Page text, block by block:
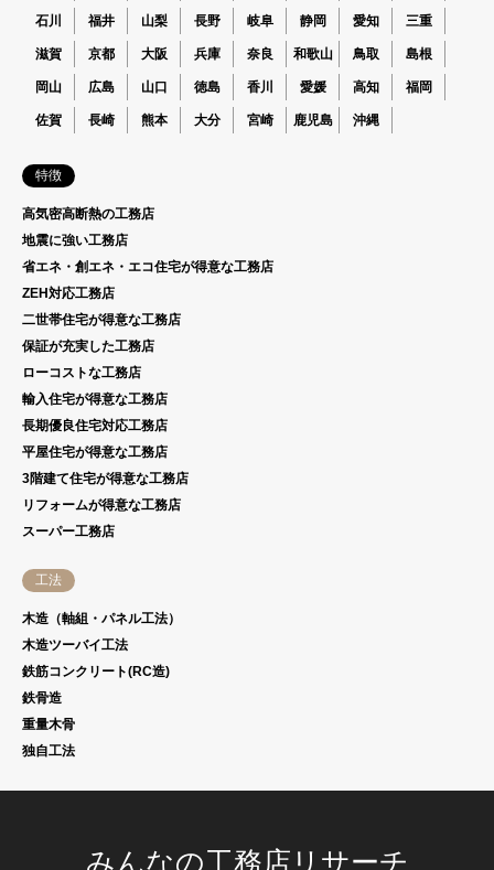
石川 福井 山梨 長野 岐阜 静岡 愛知 三重
滋賀 京都 大阪 兵庫 奈良 和歌山 鳥取 島根
岡山 広島 山口 徳島 香川 愛媛 高知 福岡
佐賀 長崎 熊本 大分 宮崎 鹿児島 沖縄
特徴
高気密高断熱の工務店
地震に強い工務店
省エネ・創エネ・エコ住宅が得意な工務店
ZEH対応工務店
二世帯住宅が得意な工務店
保証が充実した工務店
ローコストな工務店
輸入住宅が得意な工務店
長期優良住宅対応工務店
平屋住宅が得意な工務店
3階建て住宅が得意な工務店
リフォームが得意な工務店
スーパー工務店
工法
木造（軸組・パネル工法）
木造ツーバイ工法
鉄筋コンクリート(RC造)
鉄骨造
重量木骨
独自工法
みんなの工務店リサーチ